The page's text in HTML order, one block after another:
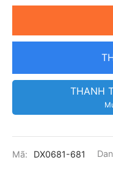
THANH
Mã: DX0681-681